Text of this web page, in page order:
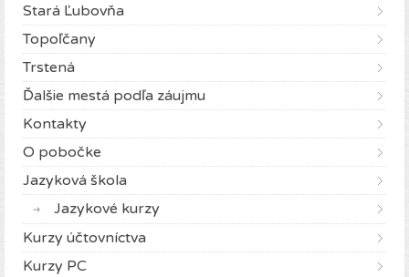
Stará Ľubovňa
Topoľčany
Trstená
Ďalšie mestá podľa záujmu
Kontakty
O pobočke
Jazyková škola
Jazykové kurzy
Kurzy účtovníctva
Kurzy PC